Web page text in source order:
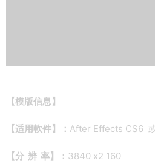
【模版信息】
【适用軟件】： After Effects CS6
【分 辨 率】： 3840 x2 160